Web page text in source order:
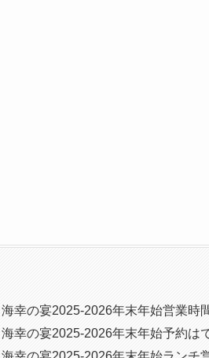
海幸の宴2025-2026年末年始営業時
海幸の宴2025-2026年末年始予約は